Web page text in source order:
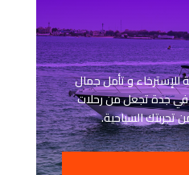
للإسترخاء و تأمل جمال
في جدة تجعل من رحلات
السياحية.